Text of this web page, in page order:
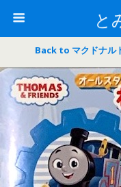
と
Back to マクドナル